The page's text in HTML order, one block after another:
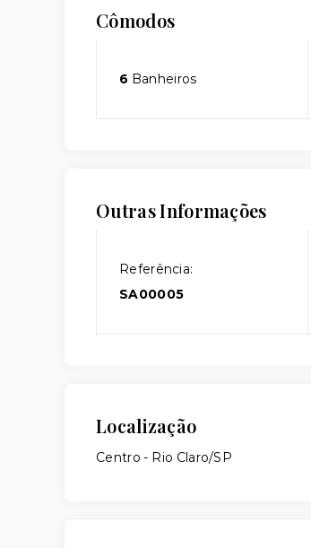
Cômodos
6 Banheiros
Outras Informações
Referência:
SA00005
Localização
Centro - Rio Claro/SP